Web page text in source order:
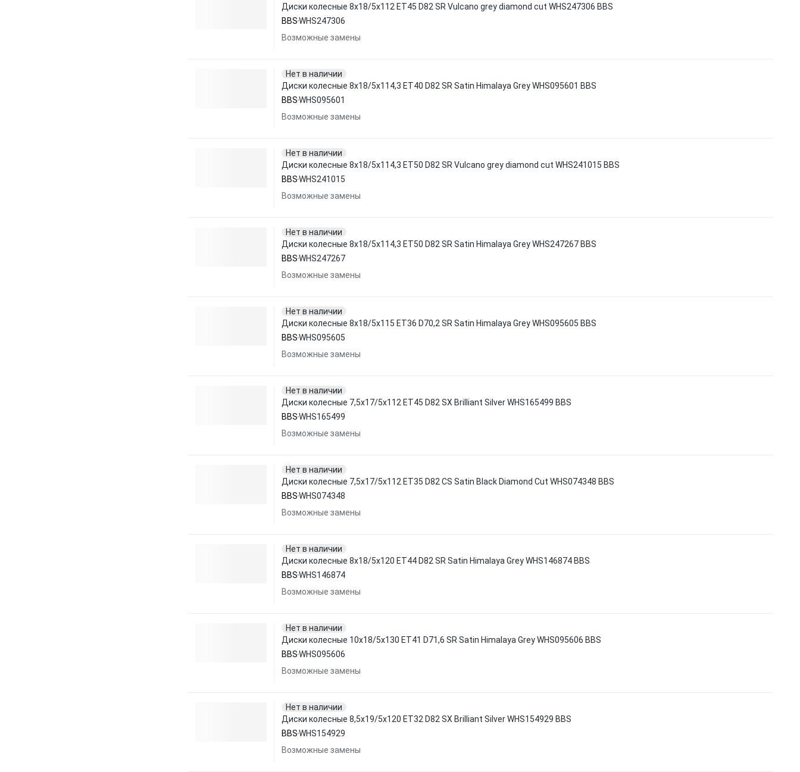
Диски колесные 8x18/5x112 ET45 D82 SR Vulcano grey diamond cut WHS247306 BBS
BBSWHS247306
Возможные замены
Нет в наличии
Диски колесные 8x18/5x114,3 ET40 D82 SR Satin Himalaya Grey WHS095601 BBS
BBSWHS095601
Возможные замены
Нет в наличии
Диски колесные 8x18/5x114,3 ET50 D82 SR Vulcano grey diamond cut WHS241015 BBS
BBSWHS241015
Возможные замены
Нет в наличии
Диски колесные 8x18/5x114,3 ET50 D82 SR Satin Himalaya Grey WHS247267 BBS
BBSWHS247267
Возможные замены
Нет в наличии
Диски колесные 8x18/5x115 ET36 D70,2 SR Satin Himalaya Grey WHS095605 BBS
BBSWHS095605
Возможные замены
Нет в наличии
Диски колесные 7,5x17/5x112 ET45 D82 SX Brilliant Silver WHS165499 BBS
BBSWHS165499
Возможные замены
Нет в наличии
Диски колесные 7,5x17/5x112 ET35 D82 CS Satin Black Diamond Cut WHS074348 BBS
BBSWHS074348
Возможные замены
Нет в наличии
Диски колесные 8x18/5x120 ET44 D82 SR Satin Himalaya Grey WHS146874 BBS
BBSWHS146874
Возможные замены
Нет в наличии
Диски колесные 10x18/5x130 ET41 D71,6 SR Satin Himalaya Grey WHS095606 BBS
BBSWHS095606
Возможные замены
Нет в наличии
Диски колесные 8,5x19/5x120 ET32 D82 SX Brilliant Silver WHS154929 BBS
BBSWHS154929
Возможные замены